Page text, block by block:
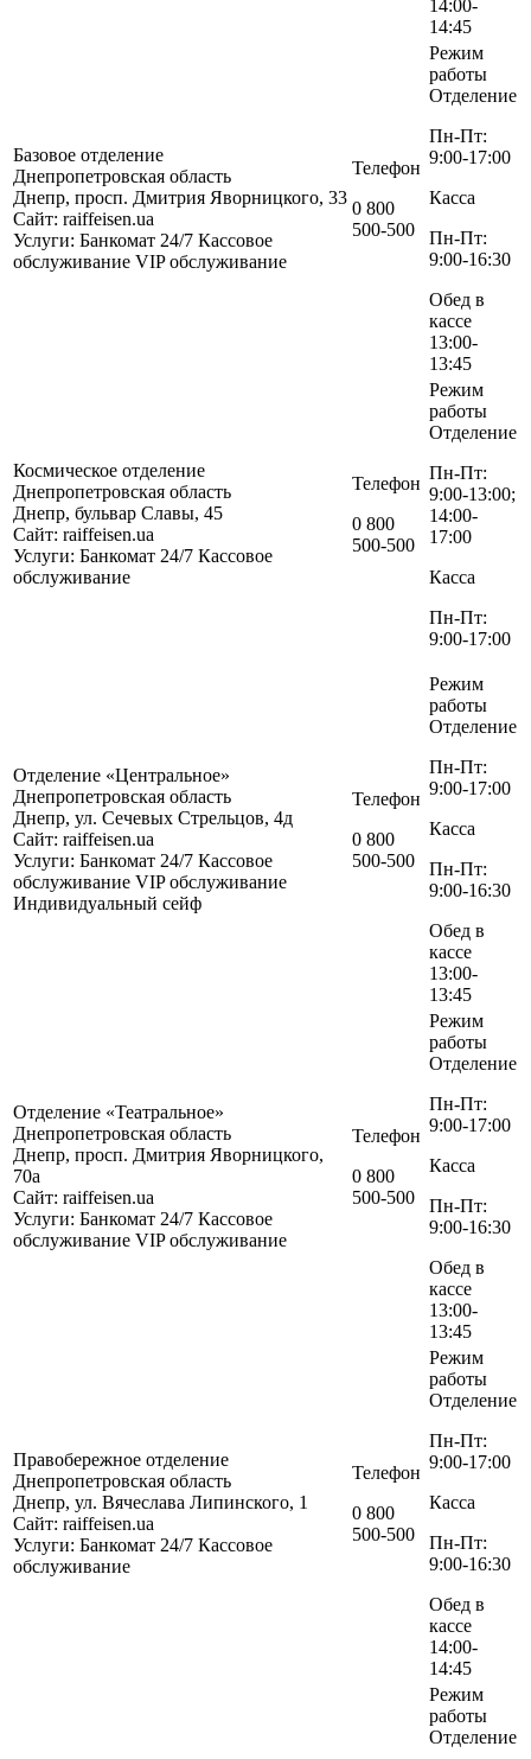
14:00-
14:45
Базовое отделение
Днепропетровская область
Днепр, просп. Дмитрия Яворницкого, 33
Сайт: raiffeisen.ua
Услуги: Банкомат 24/7 Кассовое
обслуживание VIP обслуживание
Телефон
0 800
500-500
Режим
работы
Отделение
Пн-Пт:
9:00-17:00
Касса
Пн-Пт:
9:00-16:30
Обед в
кассе
13:00-
13:45
Космическое отделение
Днепропетровская область
Днепр, бульвар Славы, 45
Сайт: raiffeisen.ua
Услуги: Банкомат 24/7 Кассовое
обслуживание
Телефон
0 800
500-500
Режим
работы
Отделение
Пн-Пт:
9:00-13:00;
14:00-
17:00
Касса
Пн-Пт:
9:00-17:00
Отделение «Центральное»
Днепропетровская область
Днепр, ул. Сечевых Стрельцов, 4д
Сайт: raiffeisen.ua
Услуги: Банкомат 24/7 Кассовое
обслуживание VIP обслуживание
Индивидуальный сейф
Телефон
0 800
500-500
Режим
работы
Отделение
Пн-Пт:
9:00-17:00
Касса
Пн-Пт:
9:00-16:30
Обед в
кассе
13:00-
13:45
Отделение «Театральное»
Днепропетровская область
Днепр, просп. Дмитрия Яворницкого,
70а
Сайт: raiffeisen.ua
Услуги: Банкомат 24/7 Кассовое
обслуживание VIP обслуживание
Телефон
0 800
500-500
Режим
работы
Отделение
Пн-Пт:
9:00-17:00
Касса
Пн-Пт:
9:00-16:30
Обед в
кассе
13:00-
13:45
Правобережное отделение
Днепропетровская область
Днепр, ул. Вячеслава Липинского, 1
Сайт: raiffeisen.ua
Услуги: Банкомат 24/7 Кассовое
обслуживание
Телефон
0 800
500-500
Режим
работы
Отделение
Пн-Пт:
9:00-17:00
Касса
Пн-Пт:
9:00-16:30
Обед в
кассе
14:00-
14:45
Режим
работы
Отделение